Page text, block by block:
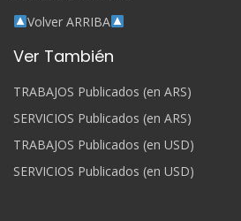
Volver ARRIBA
Ver También
TRABAJOS Publicados (en ARS)
SERVICIOS Publicados (en ARS)
TRABAJOS Publicados (en USD)
SERVICIOS Publicados (en USD)